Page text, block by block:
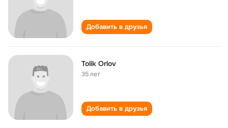
Добавить в друзья
Tolik Orlov
35 лет
Добавить в друзья